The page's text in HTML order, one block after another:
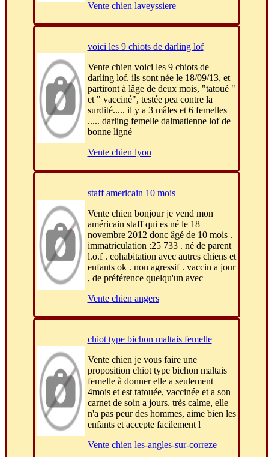
Vente chien laveyssiere
voici les 9 chiots de darling lof
Vente chien voici les 9 chiots de
darling lof. ils sont née le 18/09/13, et
partiront à lâge de deux mois, "tatoué "
et " vacciné", testée pea contre la
surdité..... il y a 3 mâles et 6 femelles
..... darling femelle dalmatienne lof de
bonne ligné
Vente chien lyon
staff americain 10 mois
Vente chien bonjour je vend mon
américain staff qui es né le 18
novembre 2012 donc âgé de 10 mois .
immatriculation :25 733 . né de parent
l.o.f . cohabitation avec autres chiens et
enfants ok . non agressif . vaccin a jour
, de préférence quelqu'un avec
Vente chien angers
chiot type bichon maltais femelle
Vente chien je vous faire une
proposition chiot type bichon maltais
femelle à donner elle a seulement
4mois et est tatouée, vaccinée et a son
carnet de soin a jours. très calme, elle
n'a pas peur des hommes, aime bien les
enfants et accepte facilement l
Vente chien les-angles-sur-correze